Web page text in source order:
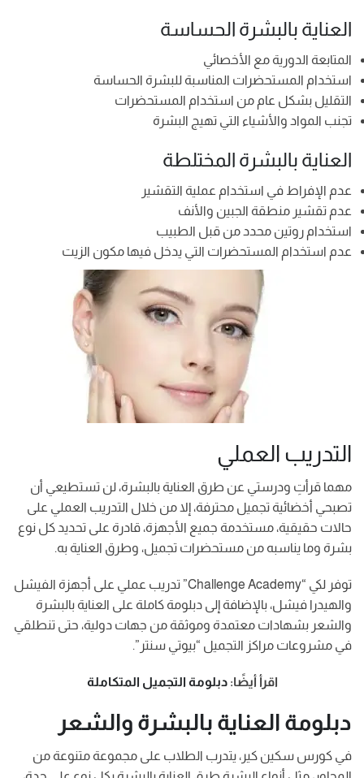
العناية بالبشرة الحساسة
المتابعة الدورية مع الأخصائي
استخدام المستحضرات المناسبة للبشرة الحساسة
التقليل بشكل عام من استخدام المستحضرات
تجنب المواد والأشياء التي تهيج البشرة
العناية بالبشرة المختلطة
عدم الإفراط في استخدام عملية التقشير
عدم تقشير منطقة الجبين والأنف
استخدام روتين محدد من قبل الطبيب
عدم استخدام المستحضرات التي يدخل فيها مكون الزيت
التدريب العملي
مهما قرأتِ ودرستي عن طرق العناية بالبشرة، لن تستطيعي أن
تصبحي أخضائية تجميل محترفة، إلا من خلال التدريب العملي على
حالات حقيقية، مستخدمة جميع الأجهزة، قادرة على تحديد كل نوع
بشرة وما يناسبه من مستحضرات تجميل، وطرق العناية به.
توفر لكي “Challenge Academy” تدريب عملي على أجهزة الفيشل
والهيدرا فيشل، بالإضافة إلى دبلومة كاملة على العناية بالبشرة
والشعر بشهادات معتمدة وموثقة من جهات دولية، حتى تنطلقي
في مشروعات مراكز التجميل “بيوتي سنتر”.
اقرأ أيضًا:دبلومة التجميل المتكاملة
دبلومة العناية بالبشرة والشعر
في كورس سكين كير، يتدرب الطلاب على مجموعة متنوعة من